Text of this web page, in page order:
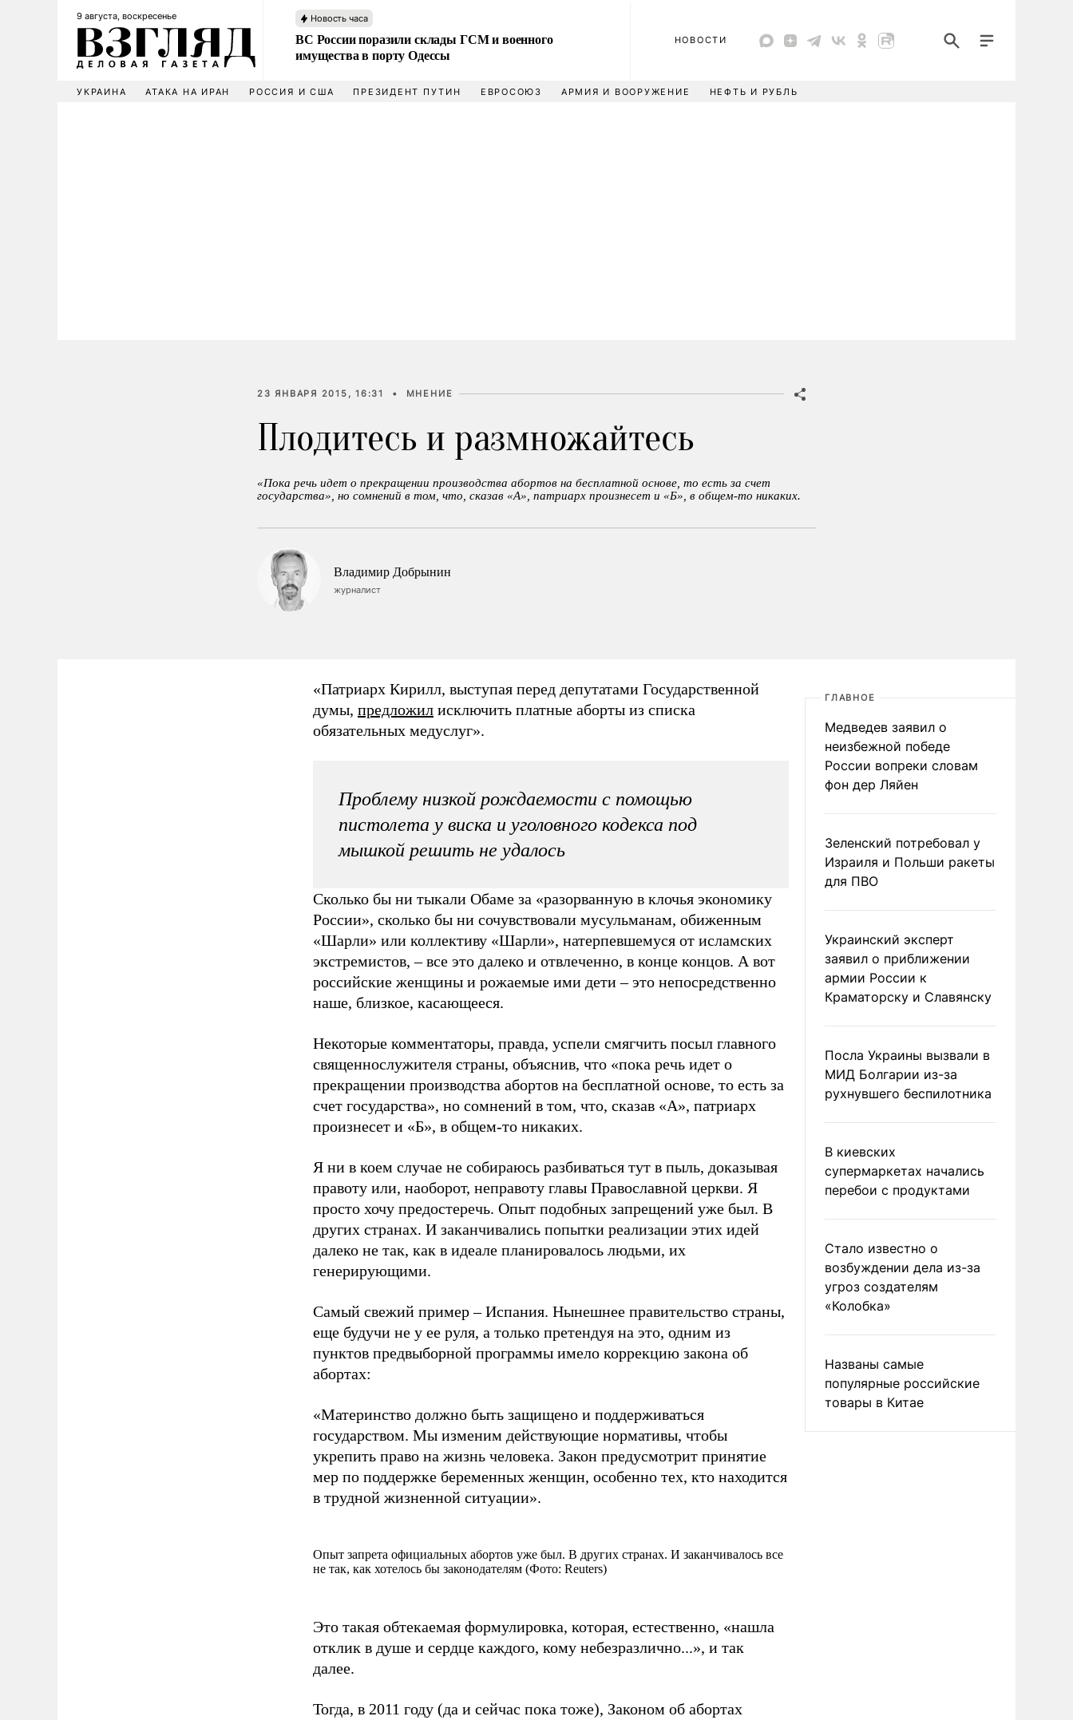
9 августа, воскресенье Новость часа
ВС России поразили склады ГСМ и военного
имущества в порту Одессы
НОВОСТИ
УКРАИНА АТАКА НА ИРАН РОССИЯ И США ПРЕЗИДЕНТ ПУТИН ЕВРОСОЮЗ АРМИЯ И ВООРУЖЕНИЕ НЕФТЬ И РУБЛЬ
23 ЯНВАРЯ 2015, 16:31 • МНЕНИЕ
Плодитесь и размножайтесь
«Пока речь идет о прекращении производства абортов на бесплатной основе, то есть за счет
государства», но сомнений в том, что, сказав «А», патриарх произнесет и «Б», в общем-то никаких.
Владимир Добрынин
журналист
«Патриарх Кирилл, выступая перед депутатами Государственной
думы, предложил исключить платные аборты из списка
обязательных медуслуг».
Проблему низкой рождаемости с помощью
пистолета у виска и уголовного кодекса под
мышкой решить не удалось
Сколько бы ни тыкали Обаме за «разорванную в клочья экономику
России», сколько бы ни сочувствовали мусульманам, обиженным
«Шарли» или коллективу «Шарли», натерпевшемуся от исламских
экстремистов, – все это далеко и отвлеченно, в конце концов. А вот
российские женщины и рожаемые ими дети – это непосредственно
наше, близкое, касающееся.
Некоторые комментаторы, правда, успели смягчить посыл главного
священнослужителя страны, объяснив, что «пока речь идет о
прекращении производства абортов на бесплатной основе, то есть за
счет государства», но сомнений в том, что, сказав «А», патриарх
произнесет и «Б», в общем-то никаких.
Я ни в коем случае не собираюсь разбиваться тут в пыль, доказывая
правоту или, наоборот, неправоту главы Православной церкви. Я
просто хочу предостеречь. Опыт подобных запрещений уже был. В
других странах. И заканчивались попытки реализации этих идей
далеко не так, как в идеале планировалось людьми, их
генерирующими.
Самый свежий пример – Испания. Нынешнее правительство страны,
еще будучи не у ее руля, а только претендуя на это, одним из
пунктов предвыборной программы имело коррекцию закона об
абортах:
«Материнство должно быть защищено и поддерживаться
государством. Мы изменим действующие нормативы, чтобы
укрепить право на жизнь человека. Закон предусмотрит принятие
мер по поддержке беременных женщин, особенно тех, кто находится
в трудной жизненной ситуации».
Опыт запрета официальных абортов уже был. В других странах. И заканчивалось все
не так, как хотелось бы законодателям (Фото: Reuters)
Это такая обтекаемая формулировка, которая, естественно, «нашла
отклик в душе и сердце каждого, кому небезразлично...», и так
далее.
Тогда, в 2011 году (да и сейчас пока тоже), Законом об абортах
ГЛАВНОЕ
Медведев заявил о
неизбежной победе
России вопреки словам
фон дер Ляйен
Зеленский потребовал у
Израиля и Польши ракеты
для ПВО
Украинский эксперт
заявил о приближении
армии России к
Краматорску и Славянску
Посла Украины вызвали в
МИД Болгарии из-за
рухнувшего беспилотника
В киевских
супермаркетах начались
перебои с продуктами
Стало известно о
возбуждении дела из-за
угроз создателям
«Колобка»
Названы самые
популярные российские
товары в Китае